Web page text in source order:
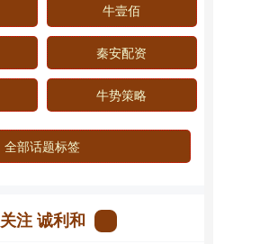
牛壹佰
秦安配资
牛势策略
全部话题标签
关注 诚利和